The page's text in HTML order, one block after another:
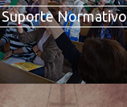
Suporte Normativo